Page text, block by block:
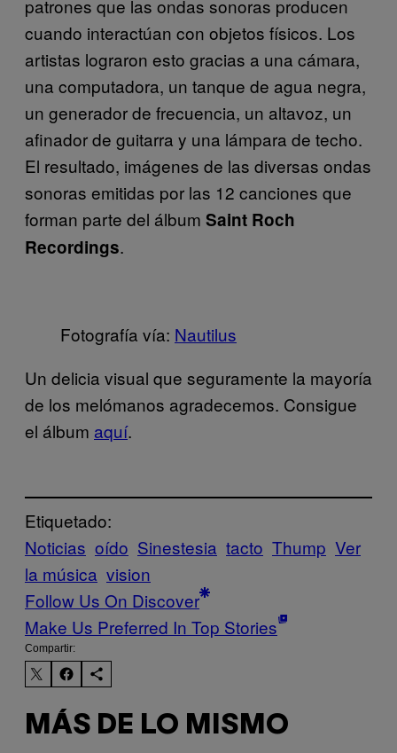
patrones que las ondas sonoras producen
cuando interactúan con objetos físicos. Los
artistas lograron esto gracias a una cámara,
una computadora, un tanque de agua negra,
un generador de frecuencia, un altavoz, un
afinador de guitarra y una lámpara de techo.
El resultado, imágenes de las diversas ondas
sonoras emitidas por las 12 canciones que
forman parte del álbum Saint Roch
Recordings.
Fotografía vía: Nautilus
Un delicia visual que seguramente la mayoría
de los melómanos agradecemos. Consigue
el álbum aquí.
Etiquetado:
Noticias oído Sinestesia tacto Thump Ver
la música vision
Follow Us On Discover
Make Us Preferred In Top Stories
Compartir:
MÁS DE LO MISMO